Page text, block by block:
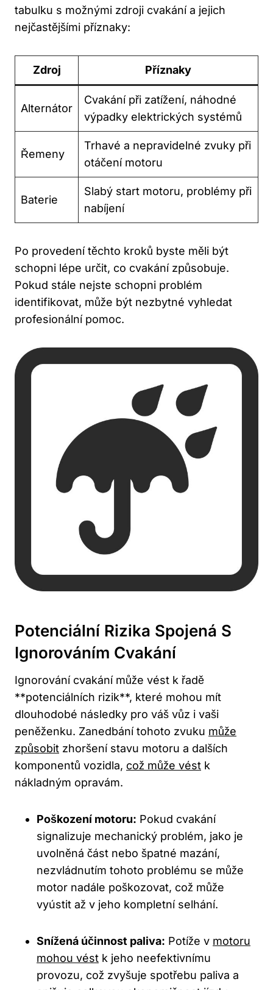
tabulku s možnými zdroji cvakání a jejich
nejčastějšími‌ příznaky:
Zdroj Příznaky
Alternátor
Cvakání při zatížení, ​náhodné⁢
výpadky elektrických systémů
Řemeny
Trhavé a nepravidelné zvuky při
otáčení motoru
Baterie
Slabý start motoru, problémy při
nabíjení
Po provedení těchto kroků byste ⁤měli být
schopni lépe určit, co cvakání způsobuje.
Pokud stále nejste schopni problém
identifikovat, může být ⁤nezbytné vyhledat‌
profesionální pomoc.
Potenciální Rizika‌ Spojená S
‌ignorováním​ Cvakání
Ignorování cvakání může vést k ‍řadě
**potenciálních rizik**, které ‌mohou mít⁢
dlouhodobé následky ⁣pro ‍váš vůz i vaši
peněženku. Zanedbání tohoto zvuku ⁤ může
způsobit zhoršení stavu motoru ‍a dalších
komponentů vozidla, což může ​vést k
⁤nákladným opravám.
Poškození motoru: Pokud cvakání
signalizuje mechanický‌ problém, jako je
uvolněná část nebo špatné mazání,
nezvládnutím⁤ tohoto problému se může
motor ⁤nadále poškozovat, což může
vyústit až⁣ v jeho kompletní selhání.
Snížená účinnost paliva: Potíže v‌ motoru
mohou vést k jeho neefektivnímu
provozu, což ‌zvyšuje spotřebu paliva a